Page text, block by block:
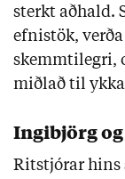
sterkt aðhald.
efnistök,
skemmtilegri,
miðlað til
Ingibjörg
Ritstjórar hins